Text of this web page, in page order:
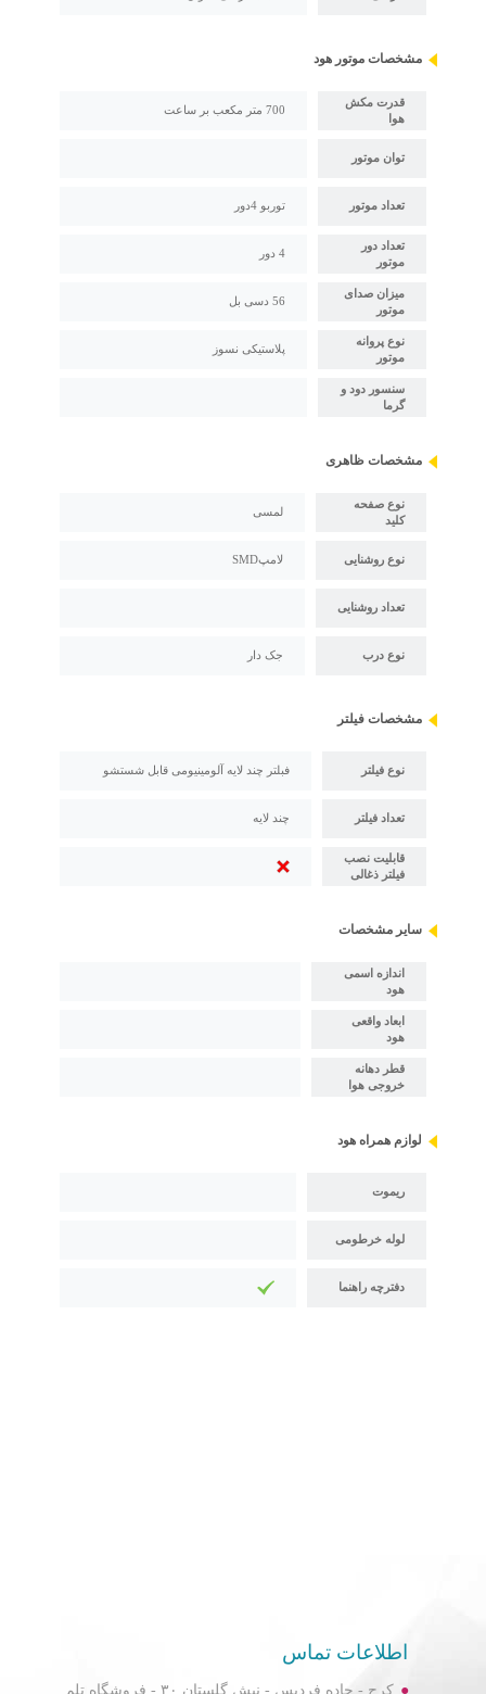
مشخصات موتور هود
قدرت مکش
هوا
700 متر مکعب بر ساعت
توان موتور
تعداد موتور توربو 4دور
تعداد دور
موتور
4 دور
میزان صدای
موتور
56 دسی بل
نوع پروانه
موتور
پلاستیکی نسوز
سنسور دود و
گرما
مشخصات ظاهری
نوع صفحه
کلید
لمسی
نوع روشنایی لامپSMD
تعداد روشنایی
نوع درب جک دار
مشخصات فیلتر
نوع فیلتر فبلتر چند لایه آلومینیومی قابل شستشو
تعداد فیلتر چند لایه
قابلیت نصب
فیلتر ذغالی
سایر مشخصات
اندازه اسمی
هود
ابعاد واقعی
هود
قطر دهانه
خروجی هوا
لوازم همراه هود
ریموت
لوله خرطومی
دفترچه راهنما
اطلاعات تماس
کرج - جاده فردیس - نبش گلستان ۳۰ - فروشگاه تلم